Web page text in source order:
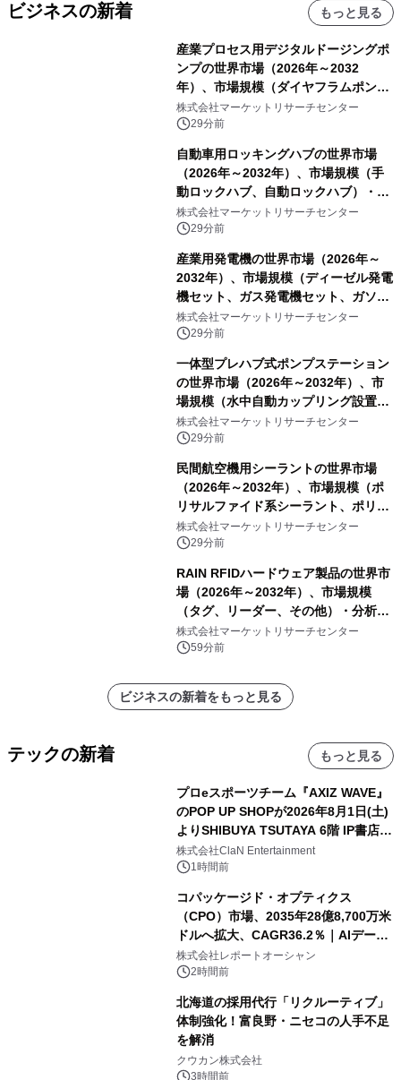
ビジネスの新着 もっと見る
産業プロセス用デジタルドージングポ
ンプの世界市場（2026年～2032
年）、市場規模（ダイヤフラムポン
プ、ペリスタルティックポンプ、その
他）・分析レポートを発表
株式会社マーケットリサーチセンター
29分前
自動車用ロッキングハブの世界市場
（2026年～2032年）、市場規模（手
動ロックハブ、自動ロックハブ）・分
析レポートを発表
株式会社マーケットリサーチセンター
29分前
産業用発電機の世界市場（2026年～
2032年）、市場規模（ディーゼル発電
機セット、ガス発電機セット、ガソリ
ン発電機セット、風力タービン、太陽
光発電機セット、その他）・分析レポ
ートを発表
株式会社マーケットリサーチセンター
29分前
一体型プレハブ式ポンプステーション
の世界市場（2026年～2032年）、市
場規模（水中自動カップリング設置、
陸上設置）・分析レポートを発表
株式会社マーケットリサーチセンター
29分前
民間航空機用シーラントの世界市場
（2026年～2032年）、市場規模（ポ
リサルファイド系シーラント、ポリチ
オエーテル系シーラント、シリコーン
系シーラント、その他）・分析レポー
株式会社マーケットリサーチセンター
29分前
RAIN RFIDハードウェア製品の世界市
場（2026年～2032年）、市場規模
（タグ、リーダー、その他）・分析レ
ポートを発表
株式会社マーケットリサーチセンター
59分前
ビジネスの新着をもっと見る
テックの新着 もっと見る
プロeスポーツチーム『AXIZ WAVE』
のPOP UP SHOPが2026年8月1日(土)
よりSHIBUYA TSUTAYA 6階 IP書店で
開催決定！！
株式会社ClaN Entertainment
1時間前
コパッケージド・オプティクス
（CPO）市場、2035年28億8,700万米
ドルへ拡大、CAGR36.2％｜AIデータ
センター・高速光通信需要が成長を加
速
株式会社レポートオーシャン
2時間前
北海道の採用代行「リクルーティブ」
体制強化！富良野・ニセコの人手不足
を解消
クウカン株式会社
3時間前